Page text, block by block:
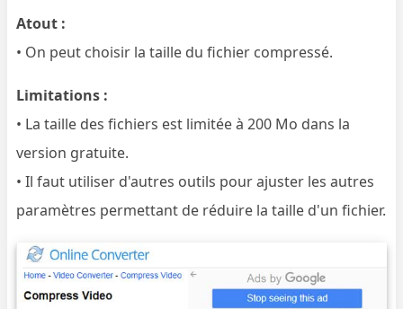
Atout :
• On peut choisir la taille du fichier compressé.
Limitations :
• La taille des fichiers est limitée à 200 Mo dans la
version gratuite.
• Il faut utiliser d'autres outils pour ajuster les autres
paramètres permettant de réduire la taille d'un fichier.